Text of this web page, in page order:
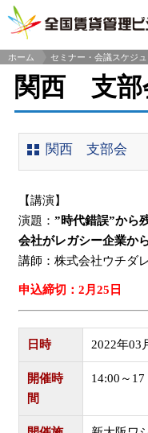
ホーム
セミナー・会議スケジ
関西 支部
関西 支部会
【講演】
演題： ”時代錯誤”から
会社がレガシー企業か
講師：株式会社ウチ
申込締切：2月25日
日時 2022年03
開催時
間
14:00～17